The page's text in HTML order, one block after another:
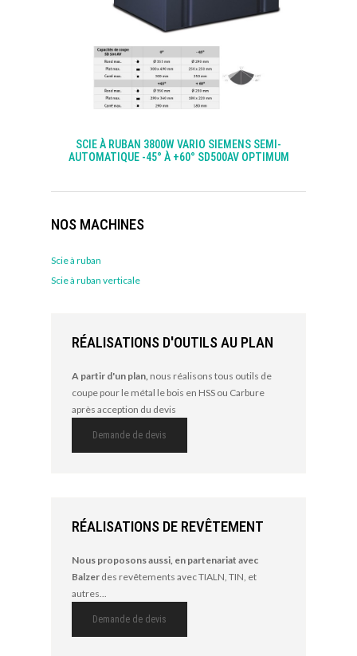
SCIE À RUBAN 3800W VARIO SIEMENS SEMI-
AUTOMATIQUE -45° À +60° SD500AV OPTIMUM
NOS MACHINES
Scie à ruban
Scie à ruban verticale
RÉALISATIONS D'OUTILS AU PLAN
A partir d'un plan, nous réalisons tous outils de
coupe pour le métal le bois en HSS ou Carbure
après acception du devis
Demande de devis
RÉALISATIONS DE REVÊTEMENT
Nous proposons aussi, en partenariat avec
Balzer des revêtements avec TIALN, TIN, et
autres...
Demande de devis